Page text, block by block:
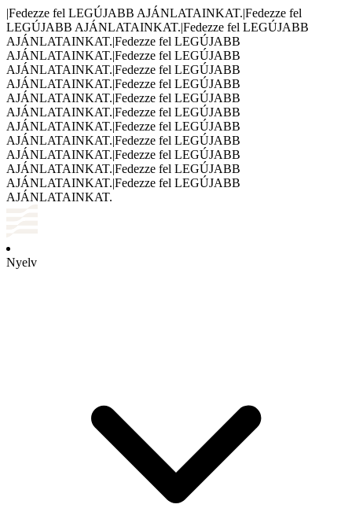
|Fedezze fel LEGÚJABB AJÁNLATAINKAT.|Fedezze fel
LEGÚJABB AJÁNLATAINKAT.|Fedezze fel LEGÚJABB
AJÁNLATAINKAT.|Fedezze fel LEGÚJABB
AJÁNLATAINKAT.|Fedezze fel LEGÚJABB
AJÁNLATAINKAT.|Fedezze fel LEGÚJABB
AJÁNLATAINKAT.|Fedezze fel LEGÚJABB
AJÁNLATAINKAT.|Fedezze fel LEGÚJABB
AJÁNLATAINKAT.|Fedezze fel LEGÚJABB
AJÁNLATAINKAT.|Fedezze fel LEGÚJABB
AJÁNLATAINKAT.|Fedezze fel LEGÚJABB
AJÁNLATAINKAT.|Fedezze fel LEGÚJABB
AJÁNLATAINKAT.|Fedezze fel LEGÚJABB
AJÁNLATAINKAT.|Fedezze fel LEGÚJABB
AJÁNLATAINKAT.
Nyelv